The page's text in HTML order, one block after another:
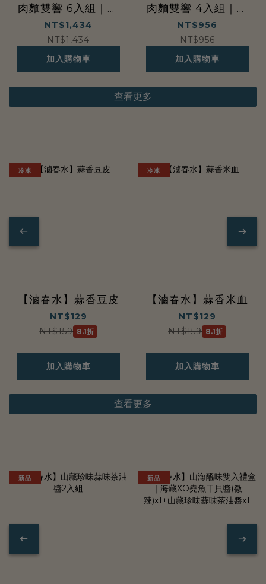
肉麵雙響 6入組｜春
水堂監製
NT$1,434
NT$1,434
加入購物車
肉麵雙響 4入組｜春
水堂監製
NT$956
NT$956
加入購物車
查看更多
巧冷凍
【滷春水】蒜香豆皮
NT$129
NT$159 8.1折
加入購物車
冷凍
【滷春水】蒜香米血
NT$129
NT$159 8.1折
加入購物車
查看更多
醬新品 新品